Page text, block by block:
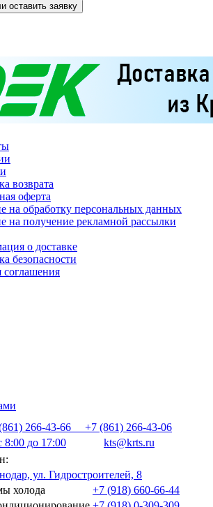
оставить заявку
возврата
оферта
на обработку персональных данных
на получение рекламной рассылки
о доставке
безопасности
соглашения
266-43-66
+7 (861) 266-43-06
8:00 до 17:00
kts@krts.ru
ул. Гидростроителей, 8
холода
+7 (918) 660-66-44